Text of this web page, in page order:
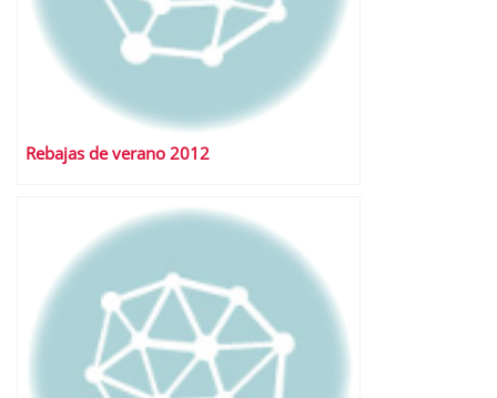
Rebajas de verano 2012